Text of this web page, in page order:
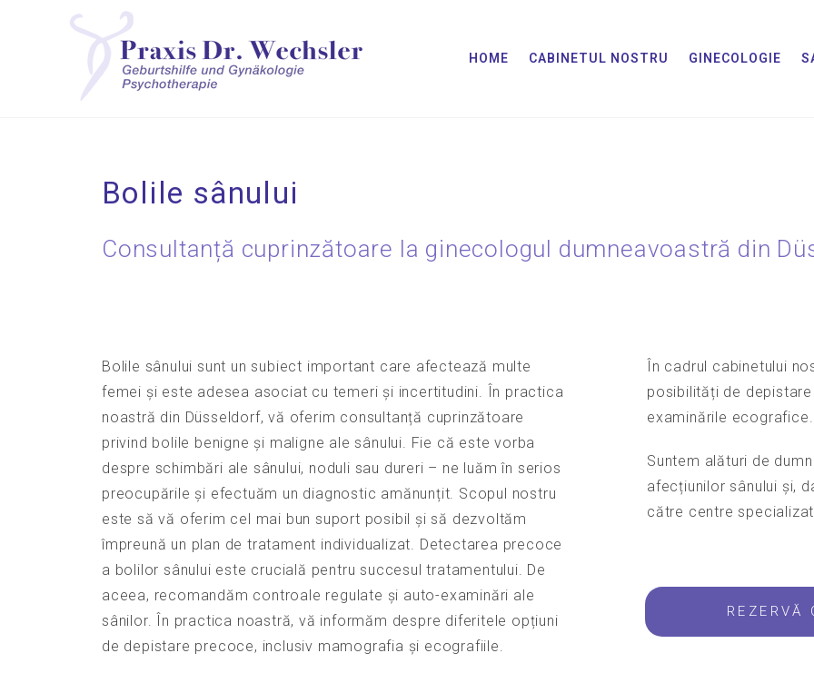
HOME CABINETUL NOSTRU GINECOLOGIE
Bolile sânului
Consultanță cuprinzătoare la ginecologul dumneavoastră din
Bolile sânului sunt un subiect important care afectează multe
femei și este adesea asociat cu temeri și incertitudini. În practica
noastră din Düsseldorf, vă oferim consultanță cuprinzătoare
privind bolile benigne și maligne ale sânului. Fie că este vorba
despre schimbări ale sânului, noduli sau dureri – ne luăm în serios
preocupările și efectuăm un diagnostic amănunțit. Scopul nostru
este să vă oferim cel mai bun suport posibil și să dezvoltăm
împreună un plan de tratament individualizat. Detectarea precoce
a bolilor sânului este crucială pentru succesul tratamentului. De
aceea, recomandăm controale regulate și auto-examinări ale
sânilor. În practica noastră, vă informăm despre diferitele opțiuni
de depistare precoce, inclusiv mamografia și ecografiile.
În cadrul cabinetului
posibilități de
examinările ecografice.
Suntem alături de
afecțiunilor sânului și,
către centre
REZERVĂ